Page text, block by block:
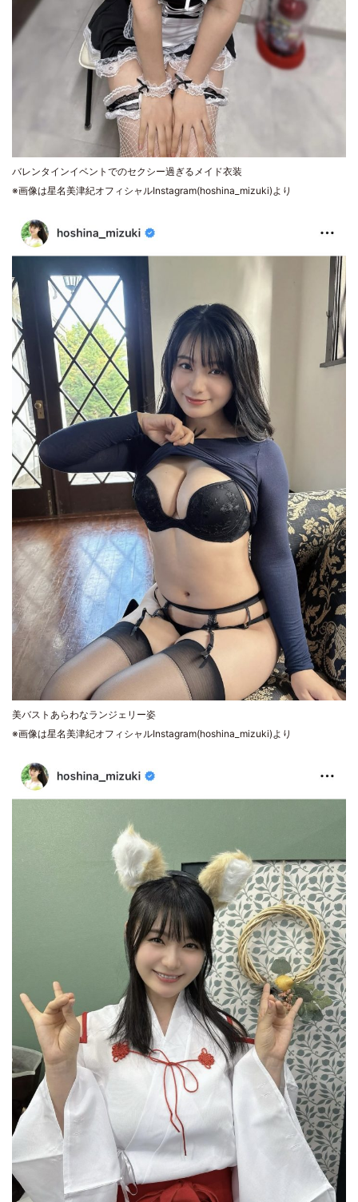
バレンタインイベントでのセクシー過ぎるメイド衣装
※画像は星名美津紀オフィシャルInstagram(hoshina_mizuki)より
美バストあらわなランジェリー姿
※画像は星名美津紀オフィシャルInstagram(hoshina_mizuki)より